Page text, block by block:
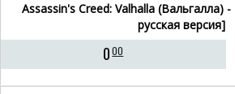
Assassin's Creed: Valhalla (Вальгалла)
русская версия]
000